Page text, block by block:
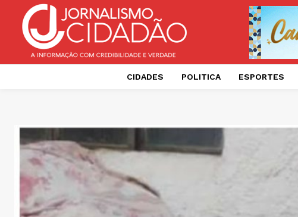
CIDADES POLITICA ESPORTES